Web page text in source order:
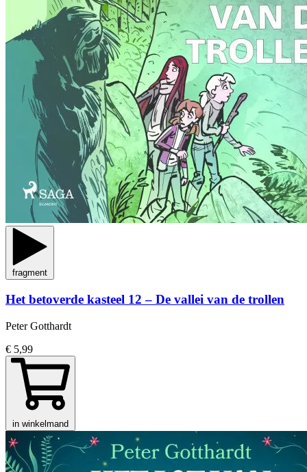
fragment
Het betoverde kasteel 12 – De vallei van de trollen
Peter Gotthardt
€ 5,99
in winkelmand